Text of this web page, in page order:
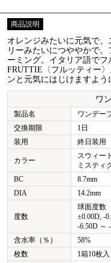
商品説明
オレンジみたいに元気で
リーみたいにつややかで
ーミング。イタリア語で
FRUTTIE〈フルッティー
ンと元気にはじけますよう
ワ
製品名
ワンデー
交換期限
1日
装用
終日装用
カラー
スウィー
ミスティ
BC
8.7mm
DIA
14.2mm
度数
球面度数
±0.00D, -
-6.50D ～
含水率（％）
58%
枚数
1箱10枚入